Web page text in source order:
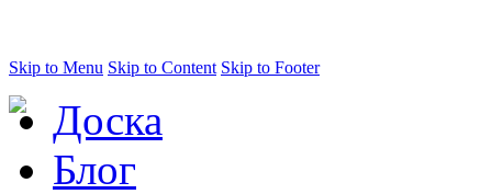
Skip to Menu Skip to Content Skip to Footer
Доска
Блог